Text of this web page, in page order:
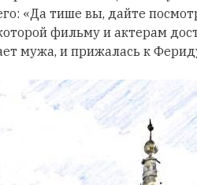
«Да тише вы, дайте
фильму и актерам
мужа, и прижалась к